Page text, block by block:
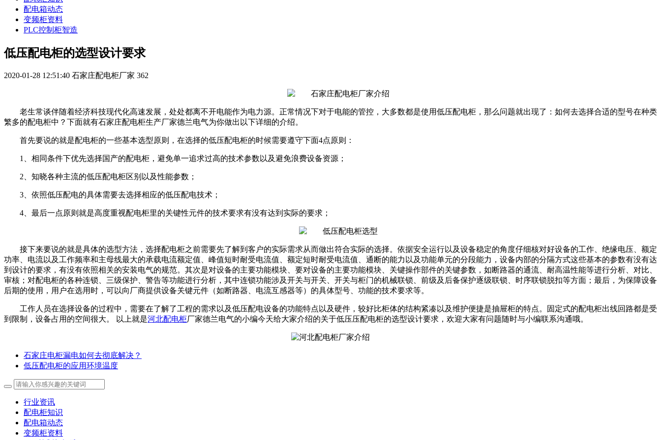
配电箱动态
变频柜资料
PLC控制柜智造
低压配电柜的选型设计要求
2020-01-28 12:51:40 石家庄配电柜厂家 362
老生常谈伴随着经济科技现代化高速发展，处处都离不开电能作为电力源。正常情况下对于电能的管控，大多数都是使用低压配电柜，那么问题就出现了：如何去选择合适的型号在种类
繁多的配电柜中？下面就有石家庄配电柜生产厂家德兰电气为你做出以下详细的介绍。
首先要说的就是配电柜的一些基本选型原则，在选择的低压配电柜的时候需要遵守下面4点原则：
1、相同条件下优先选择国产的配电柜，避免单一追求过高的技术参数以及避免浪费设备资源；
2、知晓各种主流的低压配电柜区别以及性能参数；
3、依照低压配电的具体需要去选择相应的低压配电技术；
4、最后一点原则就是高度重视配电柜里的关键性元件的技术要求有没有达到实际的要求；
接下来要说的就是具体的选型方法，选择配电柜之前需要先了解到客户的实际需求从而做出符合实际的选择。依据安全运行以及设备稳定的角度仔细核对好设备的工作、绝缘电压、额定
功率、电流以及工作频率和主母线最大的承载电流额定值、峰值短时耐受电流值、额定短时耐受电流值、通断的能力以及功能单元的分段能力，设备内部的分隔方式这些基本的参数有没有达
到设计的要求，有没有依照相关的安装电气的规范。其次是对设备的主要功能模块、要对设备的主要功能模块、关键操作部件的关键参数，如断路器的通流、耐高温性能等进行分析、对比、
审核；对配电柜的各种连锁、三级保护、警告等功能进行分析，其中连锁功能涉及开关与开关、开关与柜门的机械联锁、前级及后备保护逐级联锁、时序联锁脱扣等方面；最后，为保障设备
后期的使用，用户在选用时，可以向厂商提供设备关键元件（如断路器、电流互感器等）的具体型号、功能的技术要求等。
工作人员在选择设备的过程中，需要在了解了工程的需求以及低压配电设备的功能特点以及硬件，较好比柜体的结构紧凑以及维护便捷是抽屉柜的特点。固定式的配电柜出线回路都是受
到限制，设备占用的空间很大。 以上就是河北配电柜厂家德兰电气的小编今天给大家介绍的关于低压压配电柜的选型设计要求，欢迎大家有问题随时与小编联系沟通哦。
石家庄电柜漏电如何去彻底解决？
低压配电柜的应用环境温度
行业资讯
配电柜知识
配电箱动态
变频柜资料